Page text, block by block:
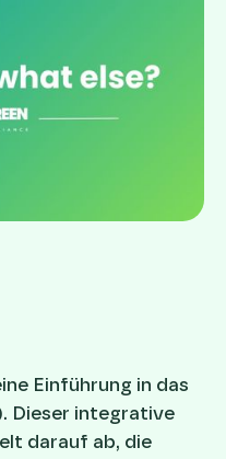
Einführung in das
Dieser integrative
darauf ab, die